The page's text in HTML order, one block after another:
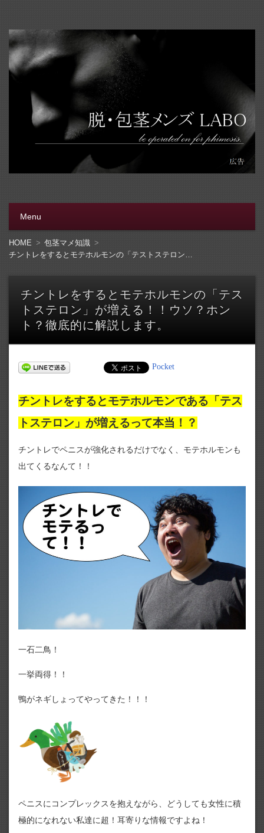
Menu
コンテンツへ移動
HOME
包茎マメ知識
チントレをするとモテホルモンの「テス
トステロン」が増える！！ウソ？ホン
ト？徹底的に解説します。
Pocket
チントレをするとモテホルモンである「テス
トステロン」が増えるって本当！？
チントレでペニスが強化されるだけでなく、モテホルモンも
出てくるなんて！！
一石二鳥！
一挙両得！！
鴨がネギしょってやってきた！！！
ペニスにコンプレックスを抱えながら、どうしても女性に積
極的になれない私達に超！耳寄りな情報ですよね！